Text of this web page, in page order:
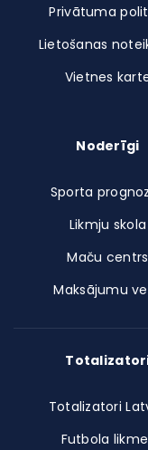
Privātuma
Lietošanas
Vietnes
Noderīgi
Sporta
Likmju skola
Maču centrs
Maksājumu
Totalizatori
Futbola